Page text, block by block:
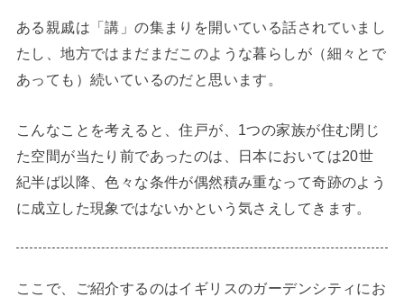
ある親戚は「講」の集まりを開いている話されていまし
たし、地方ではまだまだこのような暮らしが（細々とで
あっても）続いているのだと思います。
こんなことを考えると、住戸が、1つの家族が住む閉じ
た空間が当たり前であったのは、日本においては20世
紀半ば以降、色々な条件が偶然積み重なって奇跡のよう
に成立した現象ではないかという気さえしてきます。
ここで、ご紹介するのはイギリスのガーデンシティにお